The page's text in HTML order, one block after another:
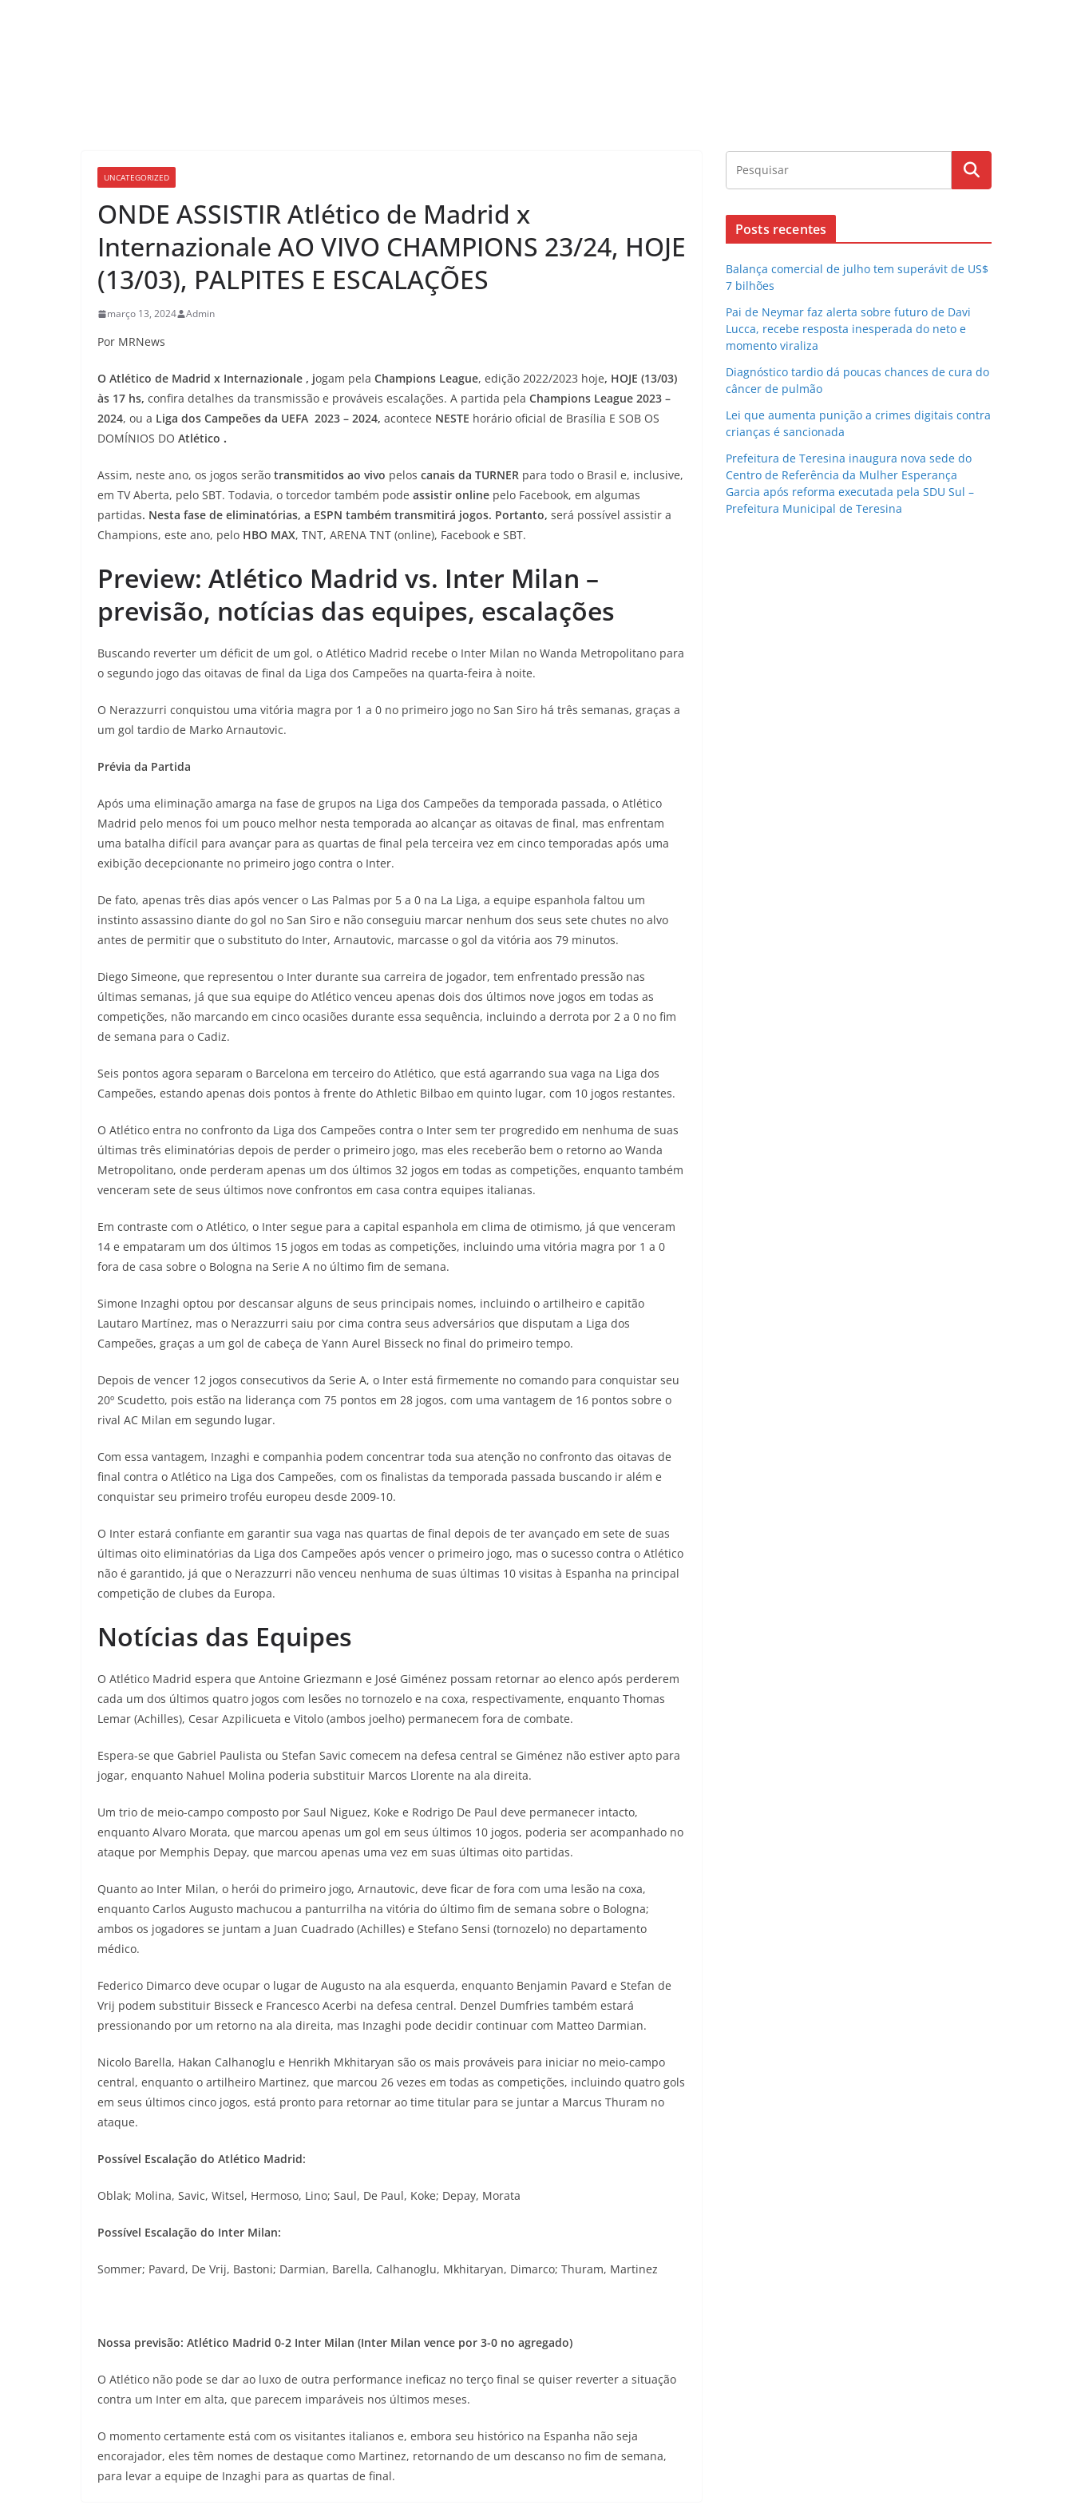
UNCATEGORIZED
ONDE ASSISTIR Atlético de Madrid x
Internazionale AO VIVO CHAMPIONS 23/24, HOJE
(13/03), PALPITES E ESCALAÇÕES
março 13, 2024 Admin
Por MRNews
O Atlético de Madrid x Internazionale , jogam pela Champions League, edição 2022/2023 hoje, HOJE (13/03)
às 17 hs, confira detalhes da transmissão e prováveis escalações. A partida pela Champions League 2023 –
2024, ou a Liga dos Campeões da UEFA 2023 – 2024, acontece NESTE horário oficial de Brasília E SOB OS
DOMÍNIOS DO Atlético .
Assim, neste ano, os jogos serão transmitidos ao vivo pelos canais da TURNER para todo o Brasil e, inclusive,
em TV Aberta, pelo SBT. Todavia, o torcedor também pode assistir online pelo Facebook, em algumas
partidas. Nesta fase de eliminatórias, a ESPN também transmitirá jogos. Portanto, será possível assistir a
Champions, este ano, pelo HBO MAX, TNT, ARENA TNT (online), Facebook e SBT.
Preview: Atlético Madrid vs. Inter Milan –
previsão, notícias das equipes, escalações
Buscando reverter um déficit de um gol, o Atlético Madrid recebe o Inter Milan no Wanda Metropolitano para
o segundo jogo das oitavas de final da Liga dos Campeões na quarta-feira à noite.
O Nerazzurri conquistou uma vitória magra por 1 a 0 no primeiro jogo no San Siro há três semanas, graças a
um gol tardio de Marko Arnautovic.
Prévia da Partida
Após uma eliminação amarga na fase de grupos na Liga dos Campeões da temporada passada, o Atlético
Madrid pelo menos foi um pouco melhor nesta temporada ao alcançar as oitavas de final, mas enfrentam
uma batalha difícil para avançar para as quartas de final pela terceira vez em cinco temporadas após uma
exibição decepcionante no primeiro jogo contra o Inter.
De fato, apenas três dias após vencer o Las Palmas por 5 a 0 na La Liga, a equipe espanhola faltou um
instinto assassino diante do gol no San Siro e não conseguiu marcar nenhum dos seus sete chutes no alvo
antes de permitir que o substituto do Inter, Arnautovic, marcasse o gol da vitória aos 79 minutos.
Diego Simeone, que representou o Inter durante sua carreira de jogador, tem enfrentado pressão nas
últimas semanas, já que sua equipe do Atlético venceu apenas dois dos últimos nove jogos em todas as
competições, não marcando em cinco ocasiões durante essa sequência, incluindo a derrota por 2 a 0 no fim
de semana para o Cadiz.
Seis pontos agora separam o Barcelona em terceiro do Atlético, que está agarrando sua vaga na Liga dos
Campeões, estando apenas dois pontos à frente do Athletic Bilbao em quinto lugar, com 10 jogos restantes.
O Atlético entra no confronto da Liga dos Campeões contra o Inter sem ter progredido em nenhuma de suas
últimas três eliminatórias depois de perder o primeiro jogo, mas eles receberão bem o retorno ao Wanda
Metropolitano, onde perderam apenas um dos últimos 32 jogos em todas as competições, enquanto também
venceram sete de seus últimos nove confrontos em casa contra equipes italianas.
Em contraste com o Atlético, o Inter segue para a capital espanhola em clima de otimismo, já que venceram
14 e empataram um dos últimos 15 jogos em todas as competições, incluindo uma vitória magra por 1 a 0
fora de casa sobre o Bologna na Serie A no último fim de semana.
Simone Inzaghi optou por descansar alguns de seus principais nomes, incluindo o artilheiro e capitão
Lautaro Martínez, mas o Nerazzurri saiu por cima contra seus adversários que disputam a Liga dos
Campeões, graças a um gol de cabeça de Yann Aurel Bisseck no final do primeiro tempo.
Depois de vencer 12 jogos consecutivos da Serie A, o Inter está firmemente no comando para conquistar seu
20º Scudetto, pois estão na liderança com 75 pontos em 28 jogos, com uma vantagem de 16 pontos sobre o
rival AC Milan em segundo lugar.
Com essa vantagem, Inzaghi e companhia podem concentrar toda sua atenção no confronto das oitavas de
final contra o Atlético na Liga dos Campeões, com os finalistas da temporada passada buscando ir além e
conquistar seu primeiro troféu europeu desde 2009-10.
O Inter estará confiante em garantir sua vaga nas quartas de final depois de ter avançado em sete de suas
últimas oito eliminatórias da Liga dos Campeões após vencer o primeiro jogo, mas o sucesso contra o Atlético
não é garantido, já que o Nerazzurri não venceu nenhuma de suas últimas 10 visitas à Espanha na principal
competição de clubes da Europa.
Notícias das Equipes
O Atlético Madrid espera que Antoine Griezmann e José Giménez possam retornar ao elenco após perderem
cada um dos últimos quatro jogos com lesões no tornozelo e na coxa, respectivamente, enquanto Thomas
Lemar (Achilles), Cesar Azpilicueta e Vitolo (ambos joelho) permanecem fora de combate.
Espera-se que Gabriel Paulista ou Stefan Savic comecem na defesa central se Giménez não estiver apto para
jogar, enquanto Nahuel Molina poderia substituir Marcos Llorente na ala direita.
Um trio de meio-campo composto por Saul Niguez, Koke e Rodrigo De Paul deve permanecer intacto,
enquanto Alvaro Morata, que marcou apenas um gol em seus últimos 10 jogos, poderia ser acompanhado no
ataque por Memphis Depay, que marcou apenas uma vez em suas últimas oito partidas.
Quanto ao Inter Milan, o herói do primeiro jogo, Arnautovic, deve ficar de fora com uma lesão na coxa,
enquanto Carlos Augusto machucou a panturrilha na vitória do último fim de semana sobre o Bologna;
ambos os jogadores se juntam a Juan Cuadrado (Achilles) e Stefano Sensi (tornozelo) no departamento
médico.
Federico Dimarco deve ocupar o lugar de Augusto na ala esquerda, enquanto Benjamin Pavard e Stefan de
Vrij podem substituir Bisseck e Francesco Acerbi na defesa central. Denzel Dumfries também estará
pressionando por um retorno na ala direita, mas Inzaghi pode decidir continuar com Matteo Darmian.
Nicolo Barella, Hakan Calhanoglu e Henrikh Mkhitaryan são os mais prováveis para iniciar no meio-campo
central, enquanto o artilheiro Martinez, que marcou 26 vezes em todas as competições, incluindo quatro gols
em seus últimos cinco jogos, está pronto para retornar ao time titular para se juntar a Marcus Thuram no
ataque.
Possível Escalação do Atlético Madrid:
Oblak; Molina, Savic, Witsel, Hermoso, Lino; Saul, De Paul, Koke; Depay, Morata
Possível Escalação do Inter Milan:
Sommer; Pavard, De Vrij, Bastoni; Darmian, Barella, Calhanoglu, Mkhitaryan, Dimarco; Thuram, Martinez
Nossa previsão: Atlético Madrid 0-2 Inter Milan (Inter Milan vence por 3-0 no agregado)
O Atlético não pode se dar ao luxo de outra performance ineficaz no terço final se quiser reverter a situação
contra um Inter em alta, que parecem imparáveis nos últimos meses.
O momento certamente está com os visitantes italianos e, embora seu histórico na Espanha não seja
encorajador, eles têm nomes de destaque como Martinez, retornando de um descanso no fim de semana,
para levar a equipe de Inzaghi para as quartas de final.
Posts recentes
Balança comercial de julho tem superávit de US$
7 bilhões
Pai de Neymar faz alerta sobre futuro de Davi
Lucca, recebe resposta inesperada do neto e
momento viraliza
Diagnóstico tardio dá poucas chances de cura do
câncer de pulmão
Lei que aumenta punição a crimes digitais contra
crianças é sancionada
Prefeitura de Teresina inaugura nova sede do
Centro de Referência da Mulher Esperança
Garcia após reforma executada pela SDU Sul –
Prefeitura Municipal de Teresina